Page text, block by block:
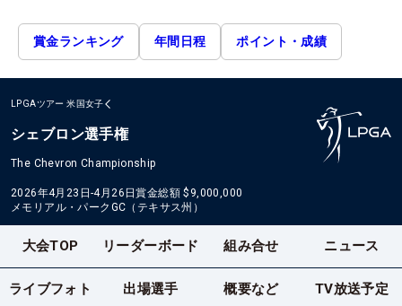
賞金ランキング 年間日程 ポイント・成績
LPGAツアー 米国女子
シェブロン選手権
The Chevron Championship
2026年4月23日-4月26日賞金総額 $9,000,000
メモリアル・パークGC（テキサス州）
大会TOP リーダーボード 組み合せ ニュース
ライブフォト 出場選手 概要など TV放送予定